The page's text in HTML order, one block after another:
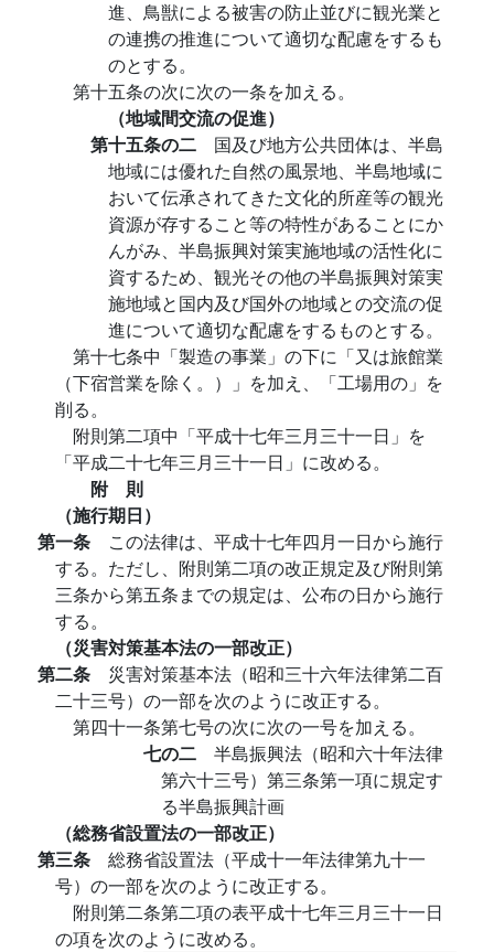
進、鳥獣による被害の防止並びに観光業と
の連携の推進について適切な配慮をするも
のとする。
第十五条の次に次の一条を加える。
（地域間交流の促進）
第十五条の二 国及び地方公共団体は、半島
地域には優れた自然の風景地、半島地域に
おいて伝承されてきた文化的所産等の観光
資源が存すること等の特性があることにか
んがみ、半島振興対策実施地域の活性化に
資するため、観光その他の半島振興対策実
施地域と国内及び国外の地域との交流の促
進について適切な配慮をするものとする。
第十七条中「製造の事業」の下に「又は旅館業
（下宿営業を除く。）」を加え、「工場用の」を
削る。
附則第二項中「平成十七年三月三十一日」を
「平成二十七年三月三十一日」に改める。
附 則
（施行期日）
第一条 この法律は、平成十七年四月一日から施行
する。ただし、附則第二項の改正規定及び附則第
三条から第五条までの規定は、公布の日から施行
する。
（災害対策基本法の一部改正）
第二条 災害対策基本法（昭和三十六年法律第二百
二十三号）の一部を次のように改正する。
第四十一条第七号の次に次の一号を加える。
七の二 半島振興法（昭和六十年法律
第六十三号）第三条第一項に規定す
る半島振興計画
（総務省設置法の一部改正）
第三条 総務省設置法（平成十一年法律第九十一
号）の一部を次のように改正する。
附則第二条第二項の表平成十七年三月三十一日
の項を次のように改める。